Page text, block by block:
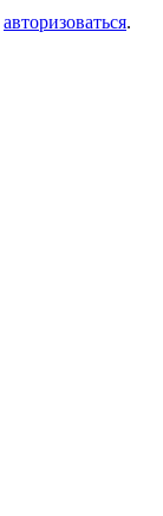
авторизоваться.